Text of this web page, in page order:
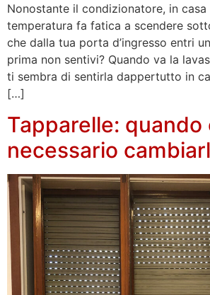
Nonostante il condizionatore, in casa
temperatura fa fatica a scendere
che dalla tua porta d’ingresso entri
prima non sentivi? Quando va la
ti sembra di sentirla dappertutto in
[…]
Tapparelle: quando
necessario